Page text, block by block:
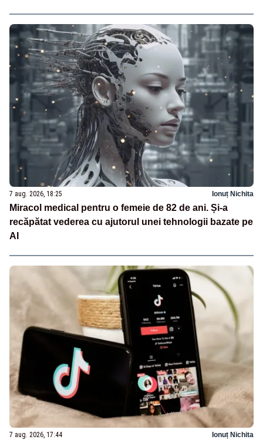
7 aug. 2026, 18:25 Ionuț Nichita
Miracol medical pentru o femeie de 82 de ani. Și-a
recăpătat vederea cu ajutorul unei tehnologii bazate pe
AI
7 aug. 2026, 17:44 Ionuț Nichita